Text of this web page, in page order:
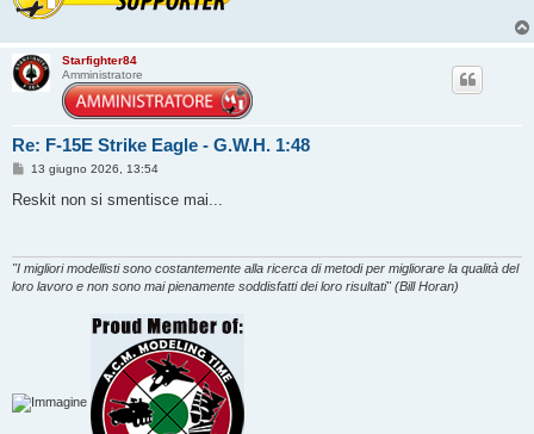
Starfighter84
Amministratore
Re: F-15E Strike Eagle - G.W.H. 1:48
M
s
i
o
13 giugno 2026, 13:54
Reskit non si smentisce mai...
"I migliori modellisti sono costantemente alla ricerca di metodi per migliorare la qualità del
loro lavoro e non sono mai pienamente soddisfatti dei loro risultati" (Bill Horan)